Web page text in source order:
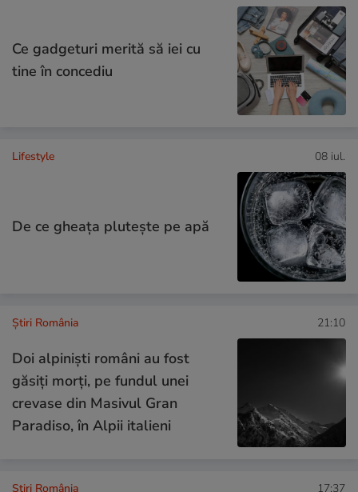
Ce gadgeturi merită să iei cu
tine în concediu
Lifestyle 08 iul.
De ce gheața plutește pe apă
Știri România 21:10
Doi alpiniști români au fost
găsiți morți, pe fundul unei
crevase din Masivul Gran
Paradiso, în Alpii italieni
Știri România 17:37